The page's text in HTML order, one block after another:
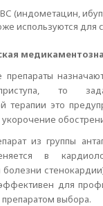
(индометацин,
используются для
препараты
то
терапии это
из группы
в
для
выбора.